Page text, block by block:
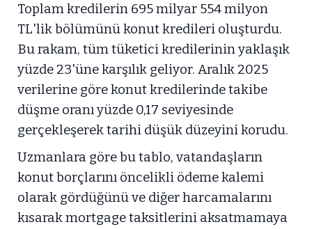
Toplam kredilerin 695 milyar 554 milyon
TL'lik bölümünü konut kredileri oluşturdu.
Bu rakam, tüm tüketici kredilerinin yaklaşık
yüzde 23'üne karşılık geliyor. Aralık 2025
verilerine göre konut kredilerinde takibe
düşme oranı yüzde 0,17 seviyesinde
gerçekleşerek tarihi düşük düzeyini korudu.
Uzmanlara göre bu tablo, vatandaşların
konut borçlarını öncelikli ödeme kalemi
olarak gördüğünü ve diğer harcamalarını
kısarak mortgage taksitlerini aksatmamaya